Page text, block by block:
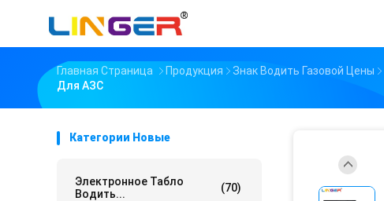
Главная Страница Продукция Знак Водить Газовой Цены
Для АЗС
Категории Новые
Электронное Табло
Водить...
(70)